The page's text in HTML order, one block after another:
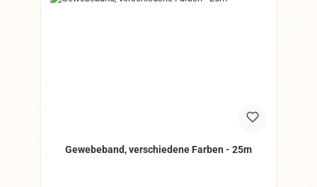
Gewebeband, verschiedene Farben - 25m